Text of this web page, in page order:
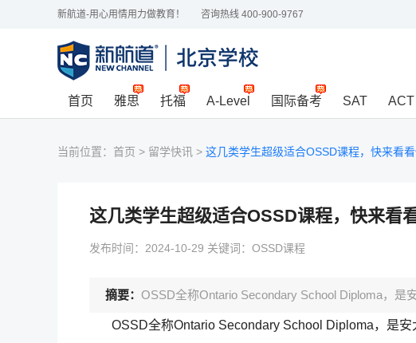
新航道-用心用情用力做教育！ 咨询热线 400-900-9767
首页 雅思 托福 A-Level 国际备考 SAT ACT
当前位置： 首页 > 留学快讯 > 这几类学生超级适合OSSD课程，快来看
这几类学生超级适合OSSD课程，快来看
发布时间：2024-10-29 关键词：OSSD课程
摘要： OSSD全称Ontario Secondary School Diploma，是
OSSD全称Ontario Secondary School Diploma，是安